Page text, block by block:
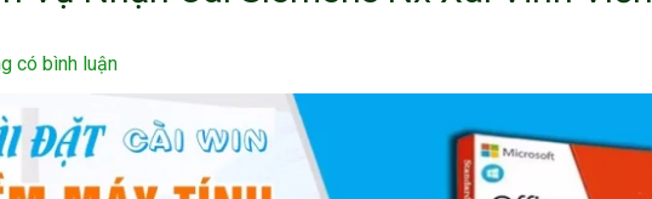
có bình luận